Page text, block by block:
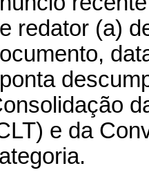
redator (a)
e da